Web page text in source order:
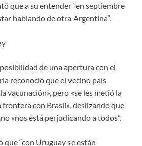
que a su entender “en septiembre
hablando de otra Argentina”.
de una apertura con el
reconoció que el vecino país
vacunación», pero «se les metió la
con Brasil», deslizando que
«nos está perjudicando a todos”.
que “con Uruguay se están